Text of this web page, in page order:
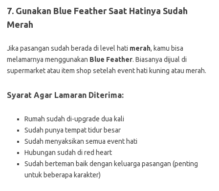
7. Gunakan Blue Feather Saat Hatinya Sudah
Merah
Jika pasangan sudah berada di level hati merah, kamu bisa
melamarnya menggunakan Blue Feather. Biasanya dijual di
supermarket atau item shop setelah event hati kuning atau merah.
Syarat Agar Lamaran Diterima:
Rumah sudah di-upgrade dua kali
Sudah punya tempat tidur besar
Sudah menyaksikan semua event hati
Hubungan sudah di red heart
Sudah berteman baik dengan keluarga pasangan (penting
untuk beberapa karakter)